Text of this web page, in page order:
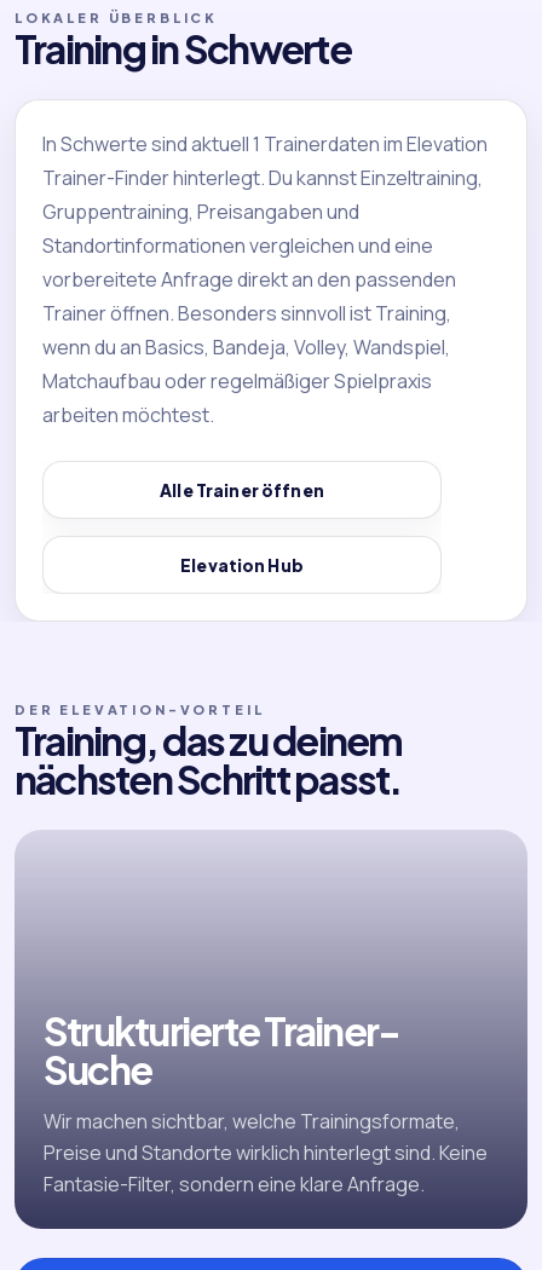
LOKALER ÜBERBLICK
Training in Schwerte
In Schwerte sind aktuell 1 Trainerdaten im Elevation
Trainer-Finder hinterlegt. Du kannst Einzeltraining,
Gruppentraining, Preisangaben und
Standortinformationen vergleichen und eine
vorbereitete Anfrage direkt an den passenden
Trainer öffnen. Besonders sinnvoll ist Training,
wenn du an Basics, Bandeja, Volley, Wandspiel,
Matchaufbau oder regelmäßiger Spielpraxis
arbeiten möchtest.
Alle Trainer öffnen
Elevation Hub
DER ELEVATION-VORTEIL
Training, das zu deinem
nächsten Schritt passt.
Strukturierte Trainer-
Suche
Wir machen sichtbar, welche Trainingsformate,
Preise und Standorte wirklich hinterlegt sind. Keine
Fantasie-Filter, sondern eine klare Anfrage.